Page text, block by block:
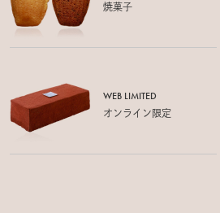
焼菓子
WEB LIMITED
オンライン限定